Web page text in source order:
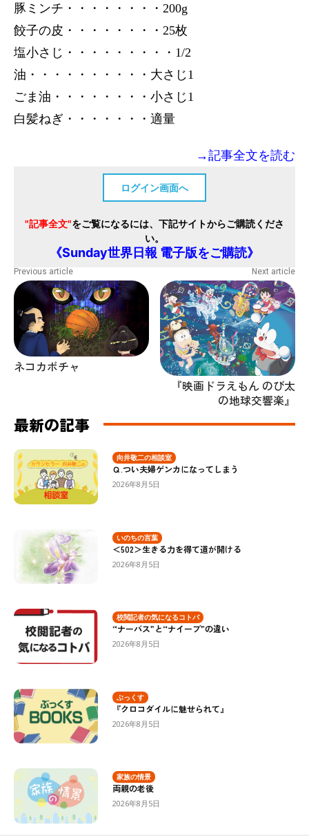
豚ミンチ・・・・・・・・200g
餃子の皮・・・・・・・・25枚
塩小さじ・・・・・・・・・1/2
油・・・・・・・・・・大さじ1
ごま油・・・・・・・・小さじ1
白髪ねぎ・・・・・・・適量
→記事全文を読む
ログイン画面へ
"記事全文"をご覧になるには、下記サイトからご購読くださ
い。
《Sunday世界日報 電子版をご購読》
Previous article
ネコカボチャ
Next article
『映画ドラえもん のび太
の地球交響楽』
最新の記事
向井敬二の相談室
Ｑ.つい夫婦ゲンカになってしまう
2026年8月5日
いのちの言葉
＜502＞生きる力を得て道が開ける
2026年8月5日
校閲記者の気になるコトバ
“ナーバス”と“ナイーブ”の違い
2026年8月5日
ぶっくす
『クロコダイルに魅せられて』
2026年8月5日
家族の情景
両親の老後
2026年8月5日